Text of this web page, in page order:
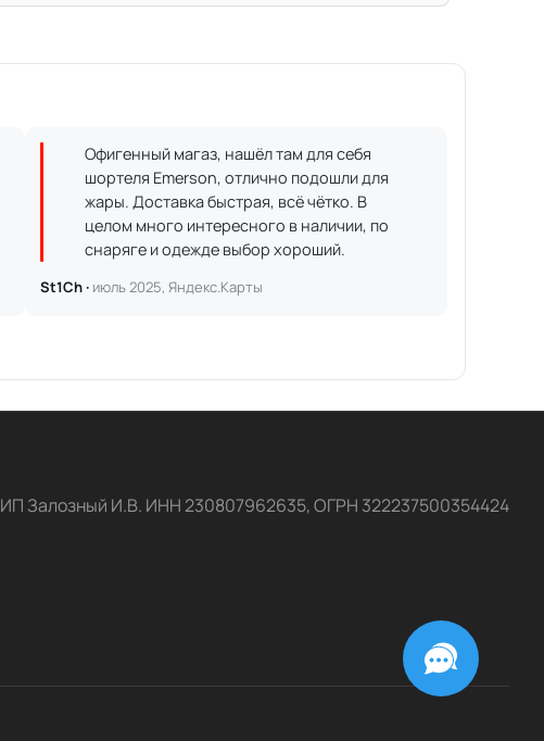
Офигенный магаз, нашёл там для себя
шортеля Emerson, отлично подошли для
жары. Доставка быстрая, всё чётко. В
целом много интересного в наличии, по
снаряге и одежде выбор хороший.
St1Ch · июль 2025, Яндекс.Карты
ИП Залозный И.В. ИНН 230807962635, ОГРН 322237500354424